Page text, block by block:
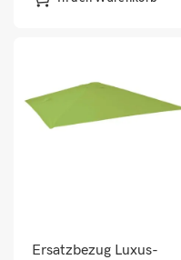
Ersatzbezug Luxus-